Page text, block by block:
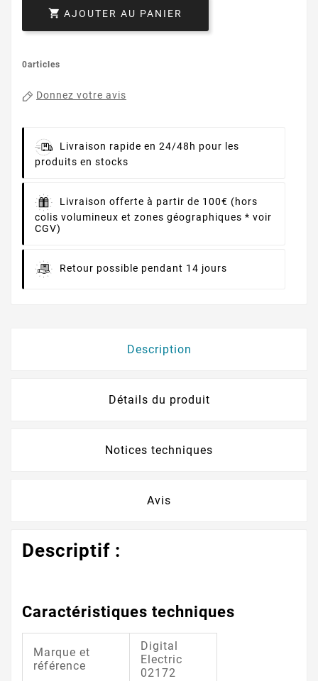
 AJOUTER AU PANIER
0articles
Donnez votre avis
Livraison rapide en 24/48h pour les
produits en stocks
Livraison offerte à partir de 100€ (hors
colis volumineux et zones géographiques * voir
CGV)
Retour possible pendant 14 jours
Description
Détails du produit
Notices techniques
Avis
Descriptif :
Caractéristiques techniques
Marque et
référence
Digital
Electric
02172